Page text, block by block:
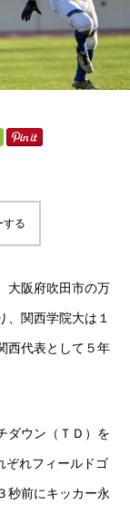
する
大阪府吹田市の万
関西学院大は１
西代表として５年
ダウン（ＴＤ）を
ぞれフィールドゴ
秒前にキッカー永